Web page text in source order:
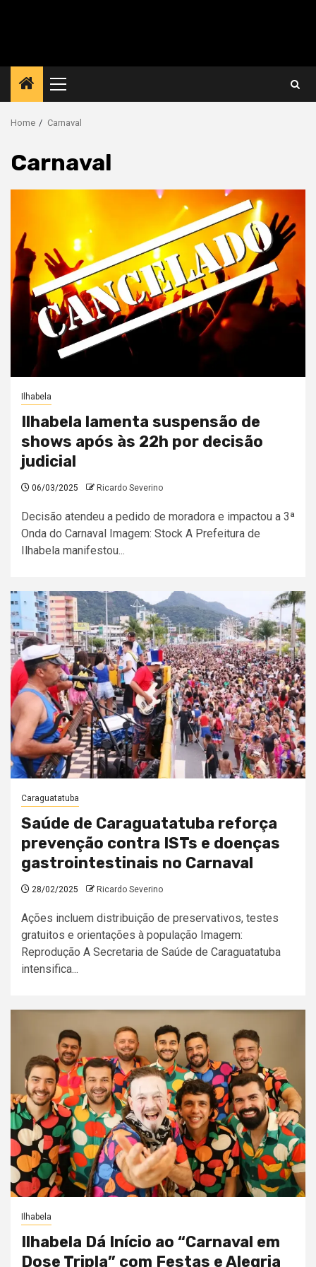
Primary
Menu
Home Carnaval
Carnaval
Ilhabela
Ilhabela lamenta suspensão de
shows após às 22h por decisão
judicial
06/03/2025 Ricardo Severino
Decisão atendeu a pedido de moradora e impactou a 3ª
Onda do Carnaval Imagem: Stock A Prefeitura de
Ilhabela manifestou...
Caraguatatuba
Saúde de Caraguatatuba reforça
prevenção contra ISTs e doenças
gastrointestinais no Carnaval
28/02/2025 Ricardo Severino
Ações incluem distribuição de preservativos, testes
gratuitos e orientações à população Imagem:
Reprodução A Secretaria de Saúde de Caraguatatuba
intensifica...
Ilhabela
Ilhabela Dá Início ao “Carnaval em
Dose Tripla” com Festas e Alegria